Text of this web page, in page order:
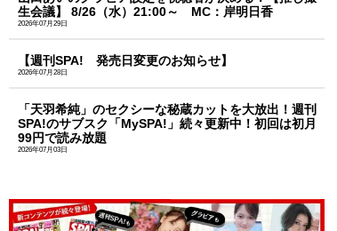
生会議】 8/26（水）21:00～ MC：岸明日香
2026年07月29日
【週刊SPA! 発売日変更のお知らせ】
2026年07月28日
「天羽希純」のセクシーな秘蔵カットを大放出！週刊
SPA!のサブスク「MySPA!」続々更新中！初回は初月
99円で読み放題
2026年07月03日